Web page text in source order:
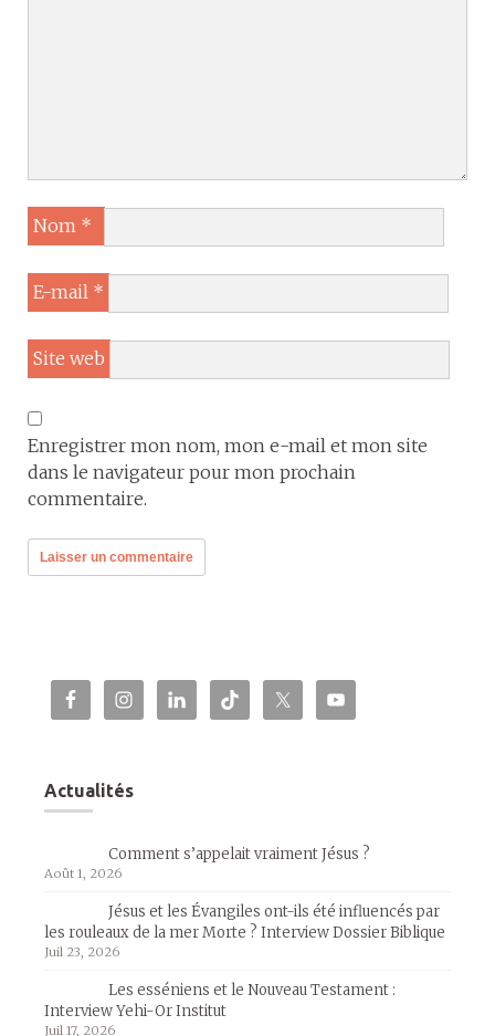
Nom *
E-mail *
Site web
Enregistrer mon nom, mon e-mail et mon site
dans le navigateur pour mon prochain
commentaire.
Actualités
Comment s’appelait vraiment Jésus ?
Août 1, 2026
Jésus et les Évangiles ont-ils été influencés par
les rouleaux de la mer Morte ? Interview Dossier Biblique
Juil 23, 2026
Les esséniens et le Nouveau Testament :
Interview Yehi-Or Institut
Juil 17, 2026